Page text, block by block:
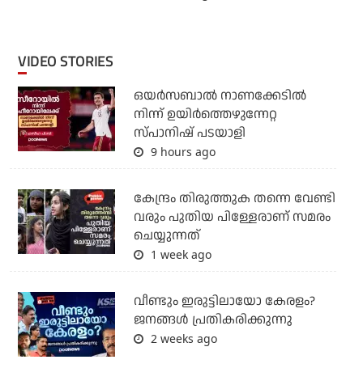
VIDEO STORIES
ഒയര്‍സബാൽ നാണക്കേടിൽ
നിന്ന് ഉയിർത്തെഴുന്നേറ്റ
സ്പാനിഷ് പടയാളി
9 hours ago
കേന്ദ്രം തിരുത്തുക തന്നെ വേണ്ടി
വരും പുതിയ പിള്ളേരാണ് സമരം
ചെയ്യുന്നത്
1 week ago
വീണ്ടും ഇരുട്ടിലായോ കേരളം?
ജനങ്ങൾ പ്രതികരിക്കുന്നു
2 weeks ago